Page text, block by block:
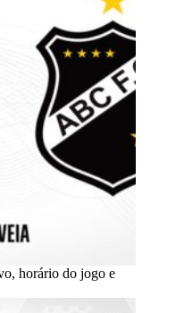
horário do jogo e